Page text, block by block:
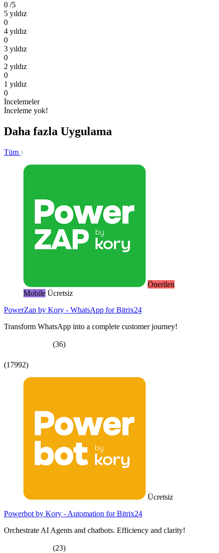
0 /5
5 yıldız
0
4 yıldız
0
3 yıldız
0
2 yıldız
0
1 yıldız
0
İncelemeler
İnceleme yok!
Daha fazla Uygulama
Tüm
Önerilen
Mobile Ücretsiz
PowerZap by Kory - WhatsApp for Bitrix24
Transform WhatsApp into a complete customer journey!
(36)
(17992)
Ücretsiz
Powerbot by Kory - Automation for Bitrix24
Orchestrate AI Agents and chatbots. Efficiency and clarity!
(23)